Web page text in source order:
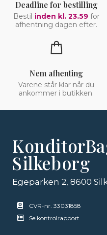
Deadline for bestilling
Bestil inden kl. 23.59 for
afhentning dagen efter.
Nem afhenting
Varene står klar når du
ankommer i butikken.
Silkeborg
Egeparken 2, 8600
CVR-nr. 33031858
Se kontrolrapport